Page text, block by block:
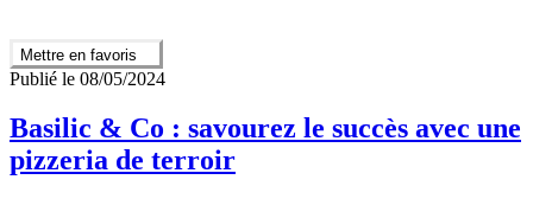
Mettre en favoris
Publié le 08/05/2024
Basilic & Co : savourez le succès avec une
pizzeria de terroir